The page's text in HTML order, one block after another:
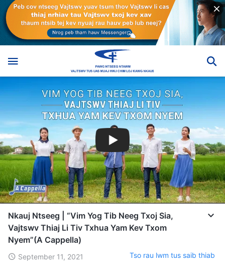
Nkauj Ntseeg | “Vim Yog Tib Neeg Txoj Sia,
Vajtswv Thiaj Li Tiv Txhua Yam Kev Txom
Nyem”(A Cappella)
September 11, 2021 Tso rau lwm tus saib thiab